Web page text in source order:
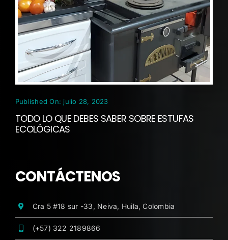
Published On: julio 28, 2023
TODO LO QUE DEBES SABER SOBRE ESTUFAS
ECOLÓGICAS
CONTÁCTENOS
Cra 5 #18 sur -33, Neiva, Huila, Colombia
(+57) 322 2189866